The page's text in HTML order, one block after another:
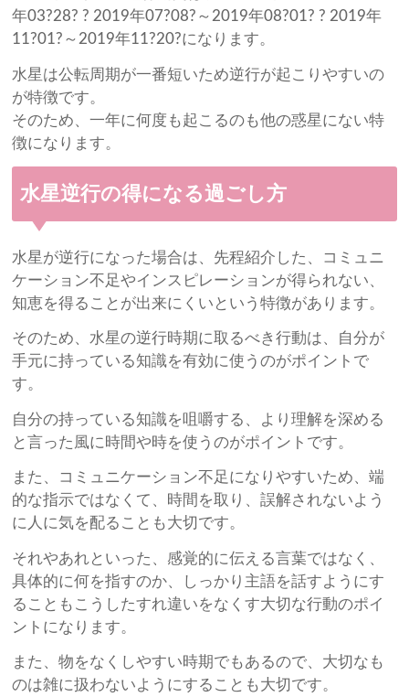
年03?28? ? 2019年07?08?～2019年08?01? ? 2019年
11?01?～2019年11?20?になります。
水星は公転周期が一番短いため逆行が起こりやすいの
が特徴です。
そのため、一年に何度も起こるのも他の惑星にない特
徴になります。
水星逆行の得になる過ごし方
水星が逆行になった場合は、先程紹介した、コミュニ
ケーション不足やインスピレーションが得られない、
知恵を得ることが出来にくいという特徴があります。
そのため、水星の逆行時期に取るべき行動は、自分が
手元に持っている知識を有効に使うのがポイントで
す。
自分の持っている知識を咀嚼する、より理解を深める
と言った風に時間や時を使うのがポイントです。
また、コミュニケーション不足になりやすいため、端
的な指示ではなくて、時間を取り、誤解されないよう
に人に気を配ることも大切です。
それやあれといった、感覚的に伝える言葉ではなく、
具体的に何を指すのか、しっかり主語を話すようにす
ることもこうしたすれ違いをなくす大切な行動のポイ
ントになります。
また、物をなくしやすい時期でもあるので、大切なも
のは雑に扱わないようにすることも大切です。